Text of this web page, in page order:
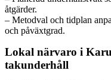
åtgärder.
– Metodval och tidplan
och påväxtgrad.
Lokal närvaro i
takunderhåll